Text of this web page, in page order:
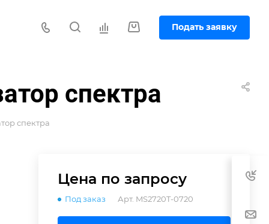
Подать заявку
спектра
спектра
Цена по запросу
Под заказ Арт. MS2720T-0720